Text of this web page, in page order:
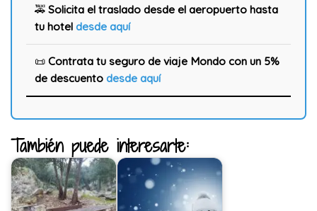
🚕 Solicita el traslado desde el aeropuerto hasta
tu hotel desde aquí
📜 Contrata tu seguro de viaje Mondo con un 5%
de descuento desde aquí
También puede interesarte: